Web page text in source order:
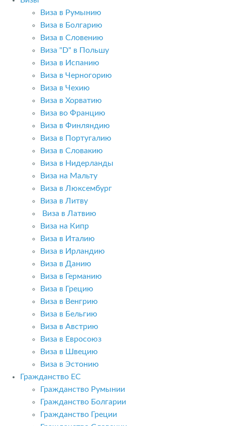
Виза в Румынию
Виза в Болгарию
Виза в Словению
Виза "D" в Польшу
Виза в Испанию
Виза в Черногорию
Виза в Чехию
Виза в Хорватию
Виза во Францию
Виза в Финляндию
Виза в Португалию
Виза в Словакию
Виза в Нидерланды
Виза на Мальту
Виза в Люксембург
Виза в Литву
Виза в Латвию
Виза на Кипр
Виза в Италию
Виза в Ирландию
Виза в Данию
Виза в Германию
Виза в Грецию
Виза в Венгрию
Виза в Бельгию
Виза в Австрию
Виза в Евросоюз
Виза в Швецию
Виза в Эстонию
Гражданство ЕС
Гражданство Румынии
Гражданство Болгарии
Гражданство Греции